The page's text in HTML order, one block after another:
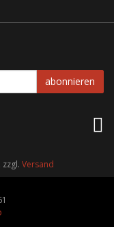
abonnieren
Versand